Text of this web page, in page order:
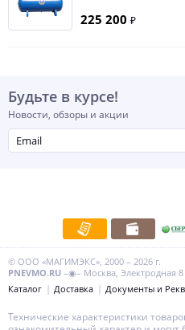
225 200 ₽
Будьте в курсе!
Новости, обзоры и акции
© ООО «МАГИМЭКС», 2000 – 2026 г.
PNEVMO.RU –◉– Москва, Электродная 8
Каталог
Доставка Документы и
Технические характеристики